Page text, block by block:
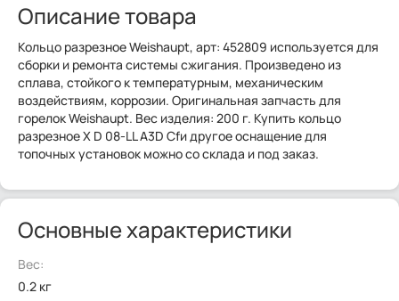
Описание товара
Кольцо разрезное Weishaupt, арт: 452809 используется для
сборки и ремонта системы сжигания. Произведено из
сплава, стойкого к температурным, механическим
воздействиям, коррозии. Оригинальная запчасть для
горелок Weishaupt. Вес изделия: 200 г. Купить кольцо
разрезное X D 08-LL A3D Cfи другое оснащение для
топочных установок можно со склада и под заказ.
Основные характеристики
Вес:
0.2 кг